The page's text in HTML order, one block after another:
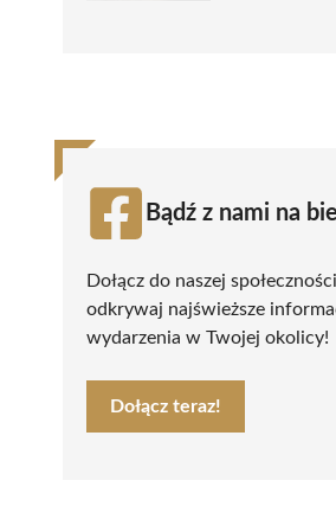
Bądź z nami na
Dołącz do naszej
odkrywaj najświeższe
wydarzenia w Twojej okolicy!
Dołącz teraz!